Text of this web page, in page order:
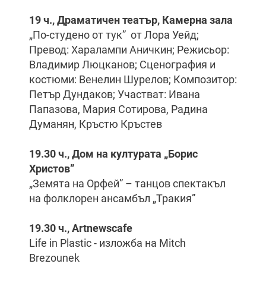
19 ч., Драматичен театър, Камерна зала
„По-студено от тук” от Лора Уейд;
Превод: Харалампи Аничкин; Режисьор:
Владимир Люцканов; Сценография и
костюми: Венелин Шурелов; Композитор:
Петър Дундаков; Участват: Ивана
Папазова, Мария Сотирова, Радина
Думанян, Кръстю Кръстев
19.30 ч., Дом на културата „Борис
Христов”
„Земята на Орфей” – танцов спектакъл
на фолклорен ансамбъл „Тракия”
19.30 ч., Artnewscafe
Life in Plastic - изложба на Mitch
Brezounek